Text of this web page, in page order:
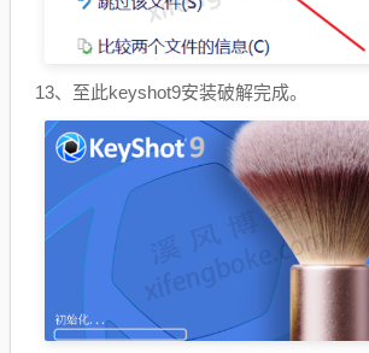
13、至此keyshot9安装破解完成。